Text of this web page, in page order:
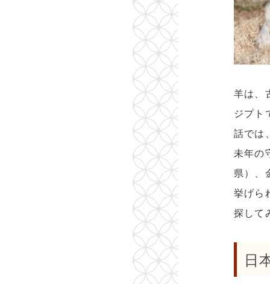
羊は、
ジプト
話では
未年の
県）、
挙げら
探して
日